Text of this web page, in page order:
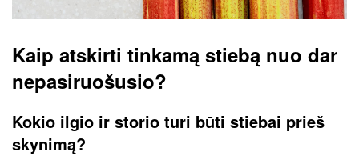
Kaip atskirti tinkamą stiebą nuo dar
nepasiruošusio?
Kokio ilgio ir storio turi būti stiebai prieš
skynimą?